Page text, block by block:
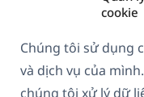
cookie
Chúng tôi sử dụng
và dịch vụ của
chúng tôi xử lý dữ
© 2026